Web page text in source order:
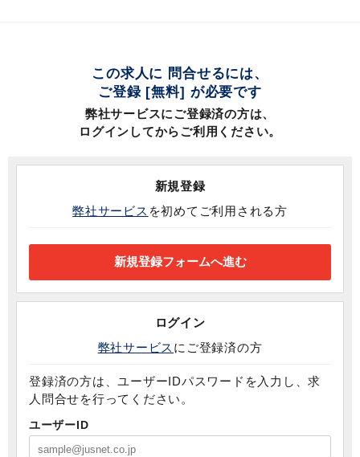
この求人に 問合せるには、
ご登録 [無料] が必要です
弊社サービスにご登録済の方は、
ログインしてからご利用ください。
新規登録
弊社サービス を初めてご利用される方
ログイン
弊社サービス にご登録済の方
登録済の方は、ユーザーIDパスワードを入力し、求
人問合せを行ってください。
ユーザーID